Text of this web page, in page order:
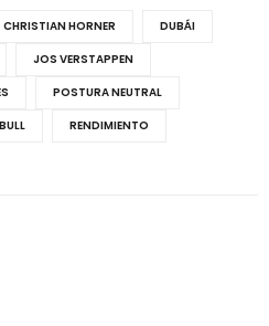
CHRISTIAN HORNER
DUBÁI
JOS VERSTAPPEN
POSTURA NEUTRAL
RENDIMIENTO